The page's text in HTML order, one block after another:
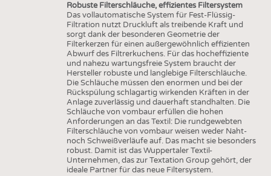
Robuste Filterschläuche, effizientes Filtersystem
Das vollautomatische System für Fest-Flüssig-
Filtration nutzt Druckluft als treibende Kraft und
sorgt dank der besonderen Geometrie der
Filterkerzen für einen außergewöhnlich effizienten
Abwurf des Filtrerkuchens. Für das hocheffiziente
und nahezu wartungsfreie System braucht der
Hersteller robuste und langlebige Filterschläuche.
Die Schläuche müssen den enormen und bei der
Rückspülung schlagartig wirkenden Kräften in der
Anlage zuverlässig und dauerhaft standhalten. Die
Schläuche von vombaur erfüllen die hohen
Anforderungen an das Textil: Die rundgewebten
Filterschläuche von vombaur weisen weder Naht-
noch Schweißverläufe auf. Das macht sie besonders
robust. Damit ist das Wuppertaler Textil-
Unternehmen, das zur Textation Group gehört, der
ideale Partner für das neue Filtersystem.